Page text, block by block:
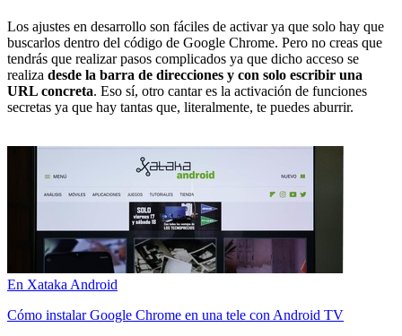
Los ajustes en desarrollo son fáciles de activar ya que solo hay que
buscarlos dentro del código de Google Chrome. Pero no creas que
tendrás que realizar pasos complicados ya que dicho acceso se
realiza desde la barra de direcciones y con solo escribir una
URL concreta. Eso sí, otro cantar es la activación de funciones
secretas ya que hay tantas que, literalmente, te puedes aburrir.
En Xataka Android
Cómo instalar Google Chrome en una tele con Android TV